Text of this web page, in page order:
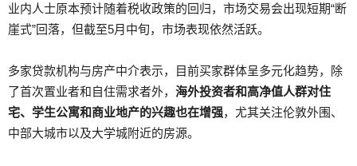
业内人士原本预计随着税收政策的回归，市场交易会出现短期“断
崖式”回落，但截至5月中旬，市场表现依然活跃。
多家贷款机构与房产中介表示，目前买家群体呈多元化趋势，除
了首次置业者和自住需求者外， 海外投资者和高净值人群对住
宅、学生公寓和商业地产的兴趣也在增强，尤其关注伦敦外围、
中部大城市以及大学城附近的房源。